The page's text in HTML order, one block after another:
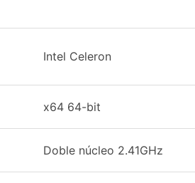
Intel Celeron
x64 64-bit
Doble núcleo 2.41GHz